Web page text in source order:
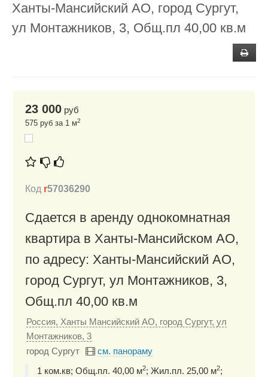
Ханты-Мансийский АО, город Сургут,
ул Монтажников, 3, Общ.пл 40,00 кв.м
23 000 руб
575 руб за 1 м2
Код r57036290
Сдается в аренду однокомнатная
квартира в Ханты-Мансийском АО,
по адресу: Ханты-Мансийский АО,
город Сургут, ул Монтажников, 3,
Общ.пл 40,00 кв.м
Россия, Ханты Мансийский АО, город Сургут, ул
Монтажников, 3
город Сургут
см. панораму
1 ком.кв; Общ.пл. 40,00 м2; Жил.пл. 25,00 м2;